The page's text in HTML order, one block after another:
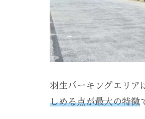
羽生パーキングエリア
しめる点が最大の特徴